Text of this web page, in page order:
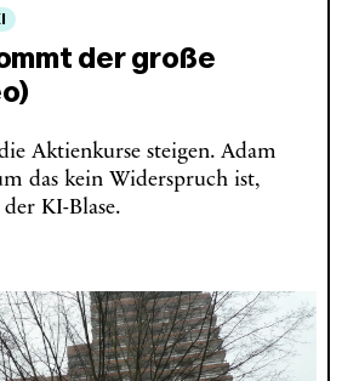
der große
Aktienkurse steigen. Adam
das kein Widerspruch ist,
KI-Blase.